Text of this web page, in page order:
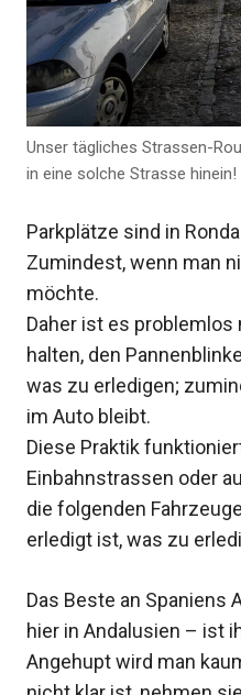
Unser tägliches Strassen-
in eine solche Strasse hinein!
Parkplätze sind in
Zumindest, wenn man
möchte.
Daher ist es
halten, den
was zu erledigen;
im Auto bleibt.
Diese Praktik
Einbahnstrassen oder
die folgenden
erledigt ist, was zu
Das Beste an
hier in Andalusien – ist
Angehupt wird man